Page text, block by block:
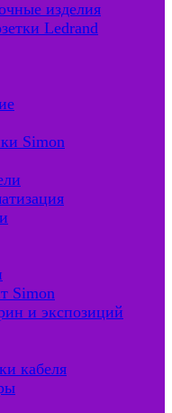
изделия
Ledrand
Simon
Simon
и экспозиций
кабеля